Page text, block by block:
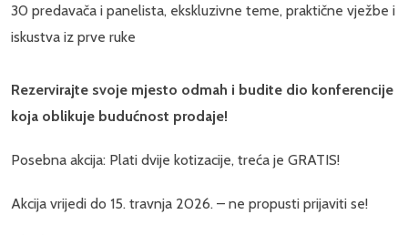
30 predavača i panelista, ekskluzivne teme, praktične vježbe i
iskustva iz prve ruke
Rezervirajte svoje mjesto odmah i budite dio konferencije
koja oblikuje budućnost prodaje!
Posebna akcija: Plati dvije kotizacije, treća je GRATIS!
Akcija vrijedi do 15. travnja 2026. – ne propusti prijaviti se!